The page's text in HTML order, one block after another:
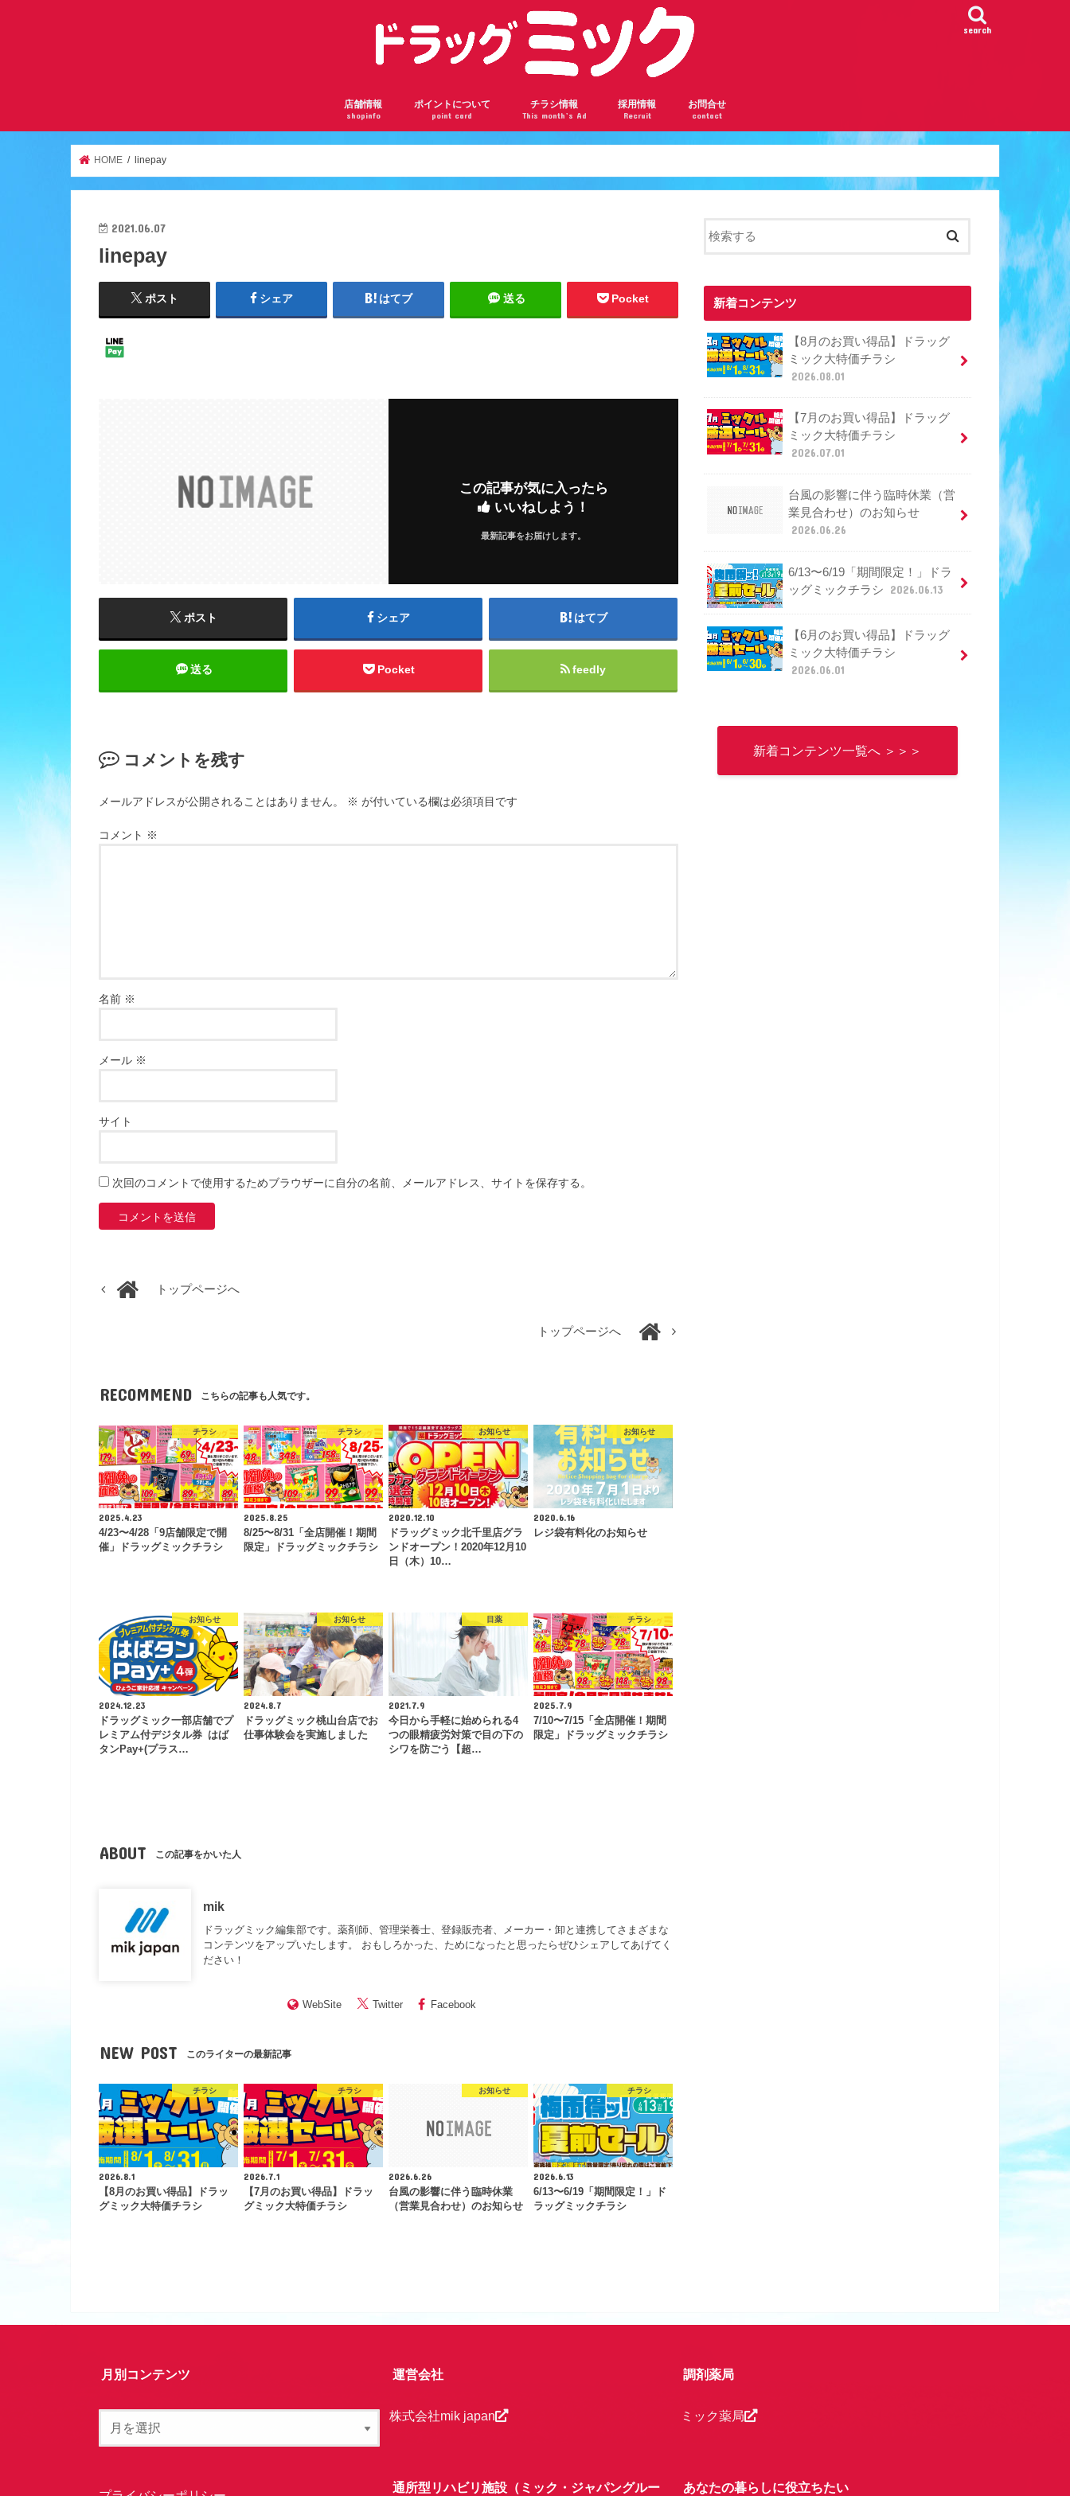
search
店舗情報
shopinfo
サンロード瓢箪山店
曽根駅前店
京阪千林店
千林店
逆瀬川店
アドバンスねやがわ店
天神橋六丁目店
アザール桃山台店
服部店
鶴見橋店
ポイントについて
point card
ドラッグミックの会員ランク
ドラッグミックのポイントを貯めよう
楽天ポイントカードについて
チラシ情報
This month’s Ad
採用情報
Recruit
お問合せ
contact
HOME linepay
2021.06.07
linepay
ポスト シェア はてブ 送る Pocket
この記事が気に入ったら
いいねしよう！
最新記事をお届けします。
ポスト シェア はてブ
送る Pocket feedly
コメントを残す
メールアドレスが公開されることはありません。 ※ が付いている欄は必須項目です
コメント ※
名前 ※
メール ※
サイト
次回のコメントで使用するためブラウザーに自分の名前、メールアドレス、サイトを保存する。
トップページへ
トップページへ
RECOMMEND こちらの記事も人気です。
チラシ
2025.4.23
4/23〜4/28「9店舗限定で開
催」ドラッグミックチラシ
チラシ
2025.8.25
8/25〜8/31「全店開催！期間
限定」ドラッグミックチラシ
お知らせ
2020.12.10
ドラッグミック北千里店グラ
ンドオープン！2020年12月10
日（木）10…
お知らせ
2020.6.16
レジ袋有料化のお知らせ
お知らせ
2024.12.23
ドラッグミック一部店舗でプ
レミアム付デジタル券 はば
タンPay+(プラス…
お知らせ
2024.8.7
ドラッグミック桃山台店でお
仕事体験会を実施しました
目薬
2021.7.9
今日から手軽に始められる4
つの眼精疲労対策で目の下の
シワを防ごう【超…
チラシ
2025.7.9
7/10〜7/15「全店開催！期間
限定」ドラッグミックチラシ
ABOUT この記事をかいた人
mik
ドラッグミック編集部です。薬剤師、管理栄養士、登録販売者、メーカー・卸と連携してさまざまな
コンテンツをアップいたします。 おもしろかった、ためになったと思ったらぜひシェアしてあげてく
ださい！
WebSite Twitter Facebook
NEW POST このライターの最新記事
チラシ
2026.8.1
【8月のお買い得品】ドラッ
グミック大特価チラシ
チラシ
2026.7.1
【7月のお買い得品】ドラッ
グミック大特価チラシ
お知らせ
2026.6.26
台風の影響に伴う臨時休業
（営業見合わせ）のお知らせ
チラシ
2026.6.13
6/13〜6/19「期間限定！」ド
ラッグミックチラシ
新着コンテンツ
【8月のお買い得品】ドラッグ
ミック大特価チラシ
2026.08.01
【7月のお買い得品】ドラッグ
ミック大特価チラシ
2026.07.01
台風の影響に伴う臨時休業（営
業見合わせ）のお知らせ
2026.06.26
6/13〜6/19「期間限定！」ドラ
ッグミックチラシ
2026.06.13
【6月のお買い得品】ドラッグ
ミック大特価チラシ
2026.06.01
新着コンテンツ一覧へ ＞＞＞
月別コンテンツ 運営会社
株式会社mik japan
通所型リハビリ施設（ミック・ジャパングルー
調剤薬局
ミック薬局
あなたの暮らしに役立ちたい